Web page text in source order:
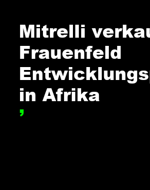
Mitrelli
Frauenfeld
in Afrika
,